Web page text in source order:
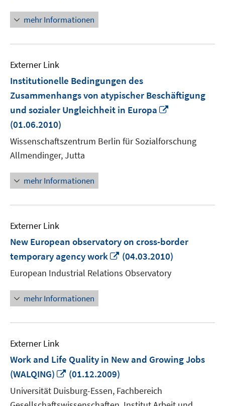
mehr Informationen
Externer Link
Institutionelle Bedingungen des
Zusammenhangs von atypischer Beschäftigung
und sozialer Ungleichheit in Europa
öffnen
(01.06.2010)
Wissenschaftszentrum Berlin für Sozialforschung
Allmendinger, Jutta
mehr Informationen
Externer Link
New European observatory on cross-border
temporary agency work
In
neuem
Fenster
(04.03.2010)
European Industrial Relations Observatory
mehr Informationen
Externer Link
Work and Life Quality in New and Growing Jobs
(WALQING)
In
neuem
Fenster
(01.12.2009)
Universität Duisburg-Essen, Fachbereich